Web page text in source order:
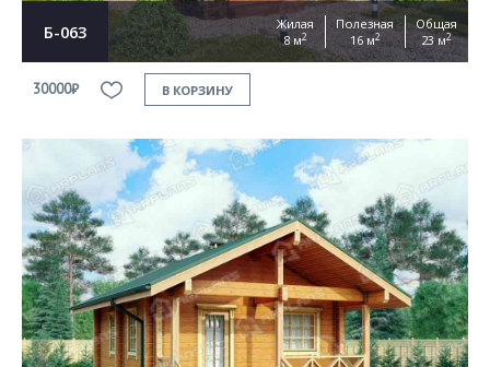
Б-063
Жилая
8 м2
Полезная
16 м2
Общая
23 м2
30000₽ В КОРЗИНУ